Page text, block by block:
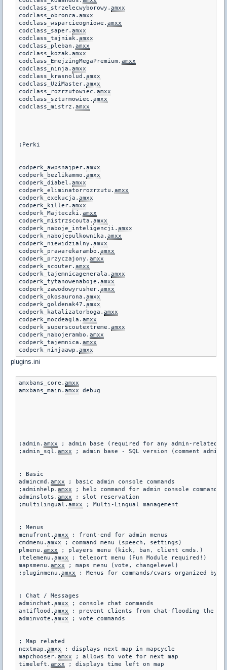
codclass_strzelecwyborowy. amxx
codclass_obronca. amxx
codclass_wsparcieogniowe. amxx
codclass_saper. amxx
codclass_tajniak. amxx
codclass_pleban. amxx
codclass_kozak. amxx
codclass_EmejzingMegaPremium. amxx
codclass_ninja. amxx
codclass_krasnolud. amxx
codclass_UziMaster. amxx
codclass_rozrzutowiec. amxx
codclass_szturmowiec. amxx
codclass_mistrz. amxx
;Perki
codperk_awpsnajper. amxx
codperk_bezlikammo. amxx
codperk_diabel. amxx
codperk_eliminatorrozrzutu. amxx
codperk_exekucja. amxx
codperk_killer. amxx
codperk_Majteczki. amxx
codperk_mistrzscouta. amxx
codperk_naboje_inteligencji. amxx
codperk_nabojepulkownika. amxx
codperk_niewidzialny. amxx
codperk_prawarekarambo. amxx
codperk_przyczajony. amxx
codperk_scouter. amxx
codperk_tajemnicagenerala. amxx
codperk_tytanowenaboje. amxx
codperk_zawodowyrusher. amxx
codperk_okosaurona. amxx
codperk_goldenak47. amxx
codperk_katalizatorboga. amxx
codperk_mocdeagla. amxx
codperk_superscoutextreme. amxx
codperk_nabojerambo. amxx
codperk_tajemnica. amxx
codperk_ninjaawp. amxx
plugins.ini
amxbans_core. amxx
amxbans_main. amxx debug
;admin. amxx ; admin base (required for any admin-related)
;admin_sql. amxx ; admin base - SQL version (comment admin.
; Basic
admincmd. amxx ; basic admin console commands
;adminhelp. amxx ; help command for admin console commands
adminslots. amxx ; slot reservation
;multilingual. amxx ; Multi-Lingual management
; Menus
menufront. amxx ; front-end for admin menus
cmdmenu. amxx ; command menu (speech, settings)
plmenu. amxx ; players menu (kick, ban, client cmds.)
;telemenu. amxx ; teleport menu (Fun Module required!)
mapsmenu. amxx ; maps menu (vote, changelevel)
;pluginmenu. amxx ; Menus for commands/cvars organized by
; Chat / Messages
adminchat. amxx ; console chat commands
antiflood. amxx ; prevent clients from chat-flooding the
adminvote. amxx ; vote commands
; Map related
nextmap. amxx ; displays next map in mapcycle
mapchooser. amxx ; allows to vote for next map
timeleft. amxx ; displays time left on map